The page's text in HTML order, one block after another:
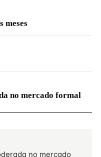
meses
no mercado formal
no mercado